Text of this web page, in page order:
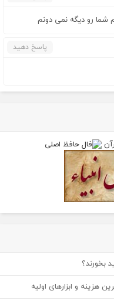
رو دیگه نمی دونم
پاسخ دهید
بخورند؟
هزینه و ابزارهای اولیه